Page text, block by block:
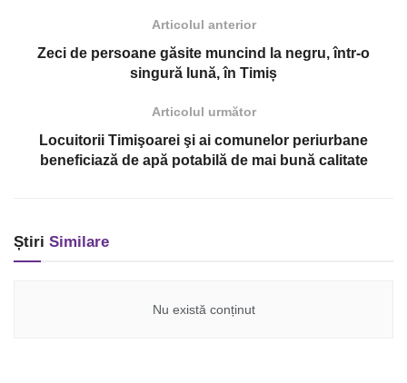
Articolul anterior
Zeci de persoane găsite muncind la negru, într-o
singură lună, în Timiș
Articolul următor
Locuitorii Timişoarei şi ai comunelor periurbane
beneficiază de apă potabilă de mai bună calitate
Știri Similare
Nu există conținut